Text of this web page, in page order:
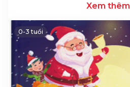
Xem thêm
0-3 tuổi